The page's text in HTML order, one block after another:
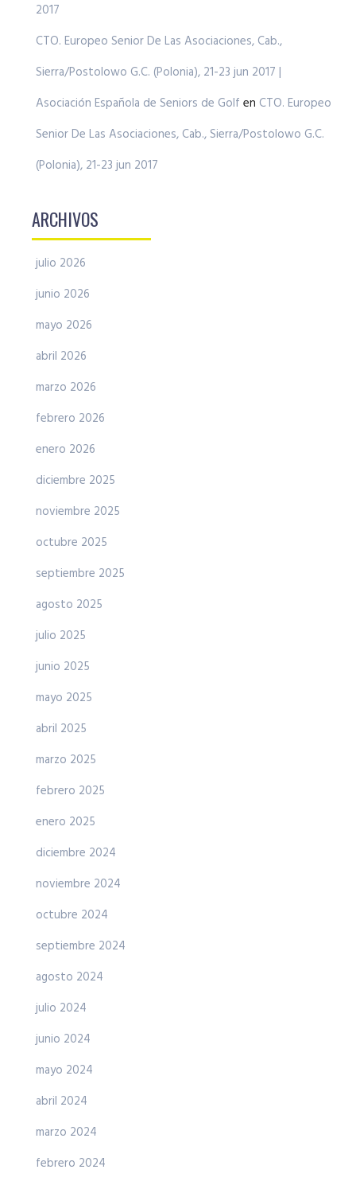
2017
CTO. Europeo Senior De Las Asociaciones, Cab.,
Sierra/Postolowo G.C. (Polonia), 21-23 jun 2017 |
Asociación Española de Seniors de Golf en CTO. Europeo
Senior De Las Asociaciones, Cab., Sierra/Postolowo G.C.
(Polonia), 21-23 jun 2017
ARCHIVOS
julio 2026
junio 2026
mayo 2026
abril 2026
marzo 2026
febrero 2026
enero 2026
diciembre 2025
noviembre 2025
octubre 2025
septiembre 2025
agosto 2025
julio 2025
junio 2025
mayo 2025
abril 2025
marzo 2025
febrero 2025
enero 2025
diciembre 2024
noviembre 2024
octubre 2024
septiembre 2024
agosto 2024
julio 2024
junio 2024
mayo 2024
abril 2024
marzo 2024
febrero 2024